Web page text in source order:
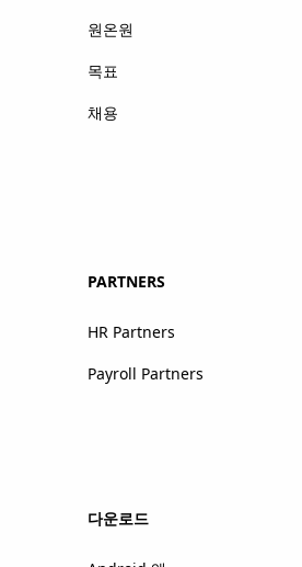
원온원
목표
채용
PARTNERS
HR Partners
Payroll Partners
다운로드